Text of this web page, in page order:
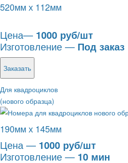
520мм х 112мм
Цена— 1000 руб/шт
Изготовление — Под заказ
Заказать
Для квадроциклов
(нового образца)
190мм х 145мм
Цена — 1000 руб/шт
Изготовление — 10 мин